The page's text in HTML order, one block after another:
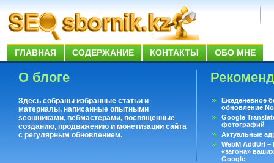
ГЛАВНАЯ СОДЕРЖАНИЕ КОНТАКТЫ ОБО МНЕ
О блоге
Здесь собраны избранные статьи и
материалы, написанные опытными
seoшниками, вебмастерами, посвященные
созданию, продвижению и монетизации сайта
с регулярным обновлением.
Ежеденевное
обновление
Google
фотографий
Актуальные
WebM AddUrl
«загона»
Google